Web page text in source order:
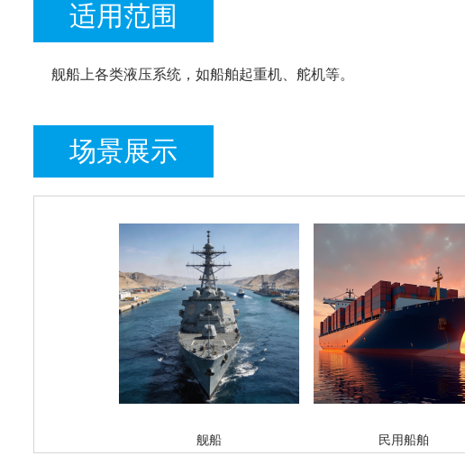
适用范围
舰船上各类液压系统，如船舶起重机、舵机等。
场景展示
舰船 民用船舶